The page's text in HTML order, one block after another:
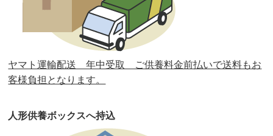
第31回人形供養祭 平成31年3月13日(水)
第30回人形供養祭平成30年11月28日(水)
第29回人形供養祭平成30年5月23日(水)
第27回人形供養祭平成29年6月14日(水)
ヤマト運輸配送 年中受取 ご供養料金前払いで送料もお
客様負担となります。
人形供養ボックスへ持込